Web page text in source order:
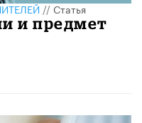
//Статья
и предмет